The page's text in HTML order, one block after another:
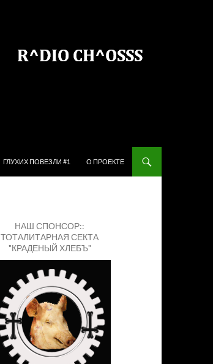
ГЛУХИХ ПОВЕЗЛИ #1 О ПРОЕКТЕ
НАШ СПОНСОР::
ТОТАЛИТАРНАЯ СЕКТА
"КРАДЕНЫЙ ХЛЕБЪ"